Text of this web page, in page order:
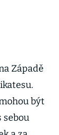
Západě
být
sebou